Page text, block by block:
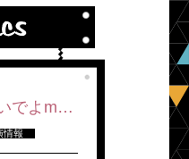
でよm…
情報